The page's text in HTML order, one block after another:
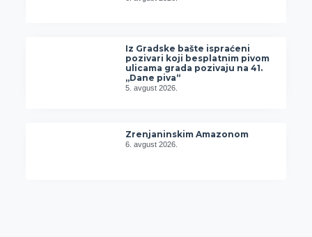
Iz Gradske bašte ispraćeni
pozivari koji besplatnim pivom
ulicama grada pozivaju na 41.
„Dane piva“
5. avgust 2026.
Zrenjaninskim Amazonom
6. avgust 2026.